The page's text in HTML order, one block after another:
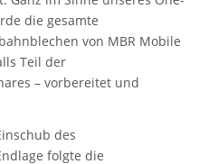
die gesamte
von MBR Mobile
Teil der
– vorbereitet und
des
folgte die